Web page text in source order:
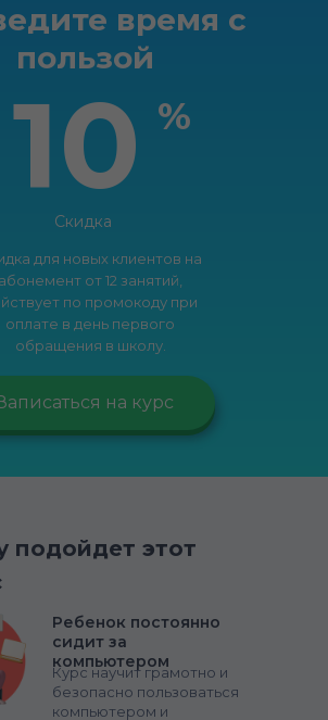
10 %
время с
пользой
для новых клиентов на
абонемент от 12 занятий,
по промокоду при
оплате в день первого
обращения в школу.
на курс
Скидка
подойдет этот
Ребенок постоянно
сидит за
компьютером
Курс научит грамотно и
безопасно пользоваться
компьютером и